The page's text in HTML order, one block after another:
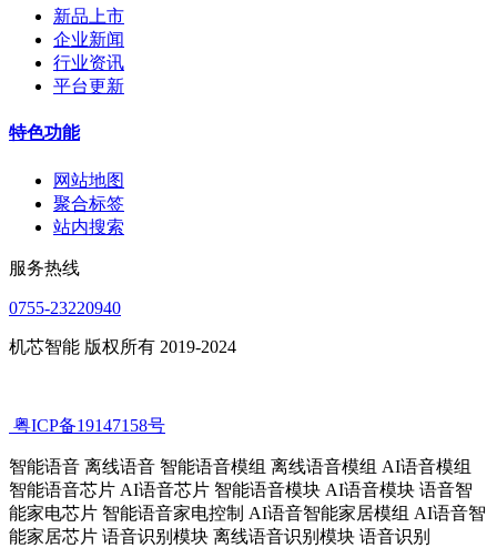
新品上市
企业新闻
行业资讯
平台更新
特色功能
网站地图
聚合标签
站内搜索
服务热线
0755-23220940
机芯智能 版权所有 2019-2024
粤ICP备19147158号
智能语音 离线语音 智能语音模组 离线语音模组 AI语音模组
智能语音芯片 AI语音芯片 智能语音模块 AI语音模块 语音智
能家电芯片 智能语音家电控制 AI语音智能家居模组 AI语音智
能家居芯片 语音识别模块 离线语音识别模块 语音识别